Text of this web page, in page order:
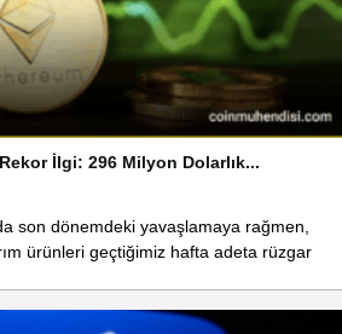
İlgi: 296 Milyon Dolarlık...
son dönemdeki yavaşlamaya rağmen,
ürünleri geçtiğimiz hafta adeta rüzgar